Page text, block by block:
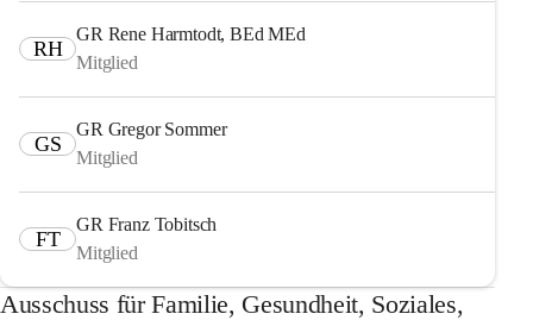
RH
GR Rene Harmtodt, BEd MEd
Mitglied
GS
GR Gregor Sommer
Mitglied
FT
GR Franz Tobitsch
Mitglied
Ausschuss für Familie, Gesundheit, Soziales,